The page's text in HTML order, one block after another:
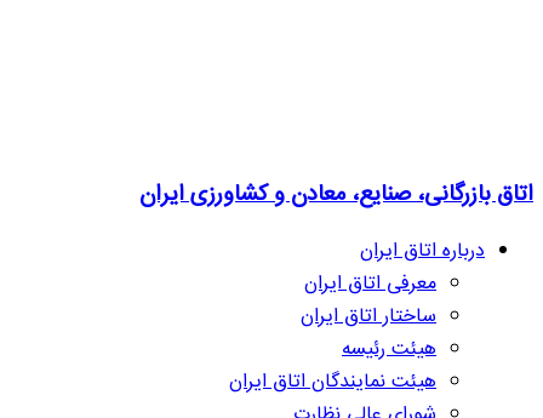
اتاق بازرگانی، صنایع، معادن و کشاورزی ایران
درباره اتاق ایران
معرفی اتاق ایران
ساختار اتاق ایران
هیئت رئیسه
هیئت نمایندگان اتاق ایران